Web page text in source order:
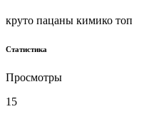
круто пацаны кимико топ
Статистика
Просмотры
15